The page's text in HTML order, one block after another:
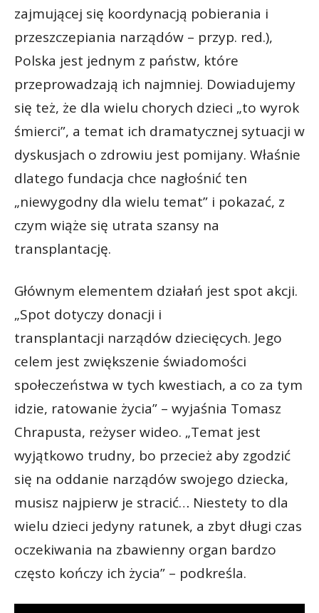
zajmującej się koordynacją pobierania i
przeszczepiania narządów – przyp. red.),
Polska jest jednym z państw, które
przeprowadzają ich najmniej. Dowiadujemy
się też, że dla wielu chorych dzieci „to wyrok
śmierci”, a temat ich dramatycznej sytuacji w
dyskusjach o zdrowiu jest pomijany. Właśnie
dlatego fundacja chce nagłośnić ten
„niewygodny dla wielu temat” i pokazać, z
czym wiąże się utrata szansy na
transplantację.
Głównym elementem działań jest spot akcji.
„Spot dotyczy donacji i
transplantacji narządów dziecięcych. Jego
celem jest zwiększenie świadomości
społeczeństwa w tych kwestiach, a co za tym
idzie, ratowanie życia” – wyjaśnia Tomasz
Chrapusta, reżyser wideo. „Temat jest
wyjątkowo trudny, bo przecież aby zgodzić
się na oddanie narządów swojego dziecka,
musisz najpierw je stracić… Niestety to dla
wielu dzieci jedyny ratunek, a zbyt długi czas
oczekiwania na zbawienny organ bardzo
często kończy ich życia” – podkreśla.